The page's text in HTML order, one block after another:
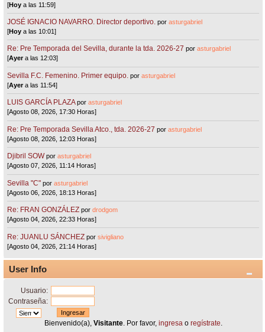
[Hoy a las 11:59]
JOSÉ IGNACIO NAVARRO. Director deportivo. porasturgabriel
[Hoy a las 10:01]
Re: Pre Temporada del Sevilla, durante la tda. 2026-27 porasturgabriel
[Ayera las 12:03]
Sevilla F.C. Femenino. Primer equipo. porasturgabriel
[Ayera las 11:54]
LUIS GARCÍA PLAZA porasturgabriel
[Agosto 08, 2026, 17:30 Horas]
Re: Pre Temporada Sevilla Atco., tda. 2026-27 porasturgabriel
[Agosto 08, 2026, 12:03 Horas]
Djibril SOW porasturgabriel
[Agosto 07, 2026, 11:14 Horas]
Sevilla "C"porasturgabriel
[Agosto 06, 2026, 18:13 Horas]
Re: FRAN GONZÁLEZ pordrodgom
[Agosto 04, 2026, 22:33 Horas]
Re: JUANLU SÁNCHEZ porsivigliano
[Agosto 04, 2026, 21:14 Horas]
User Info
Usuario:
Contraseña:
Bienvenido(a), Visitante. Por favor, ingresa o regístrate